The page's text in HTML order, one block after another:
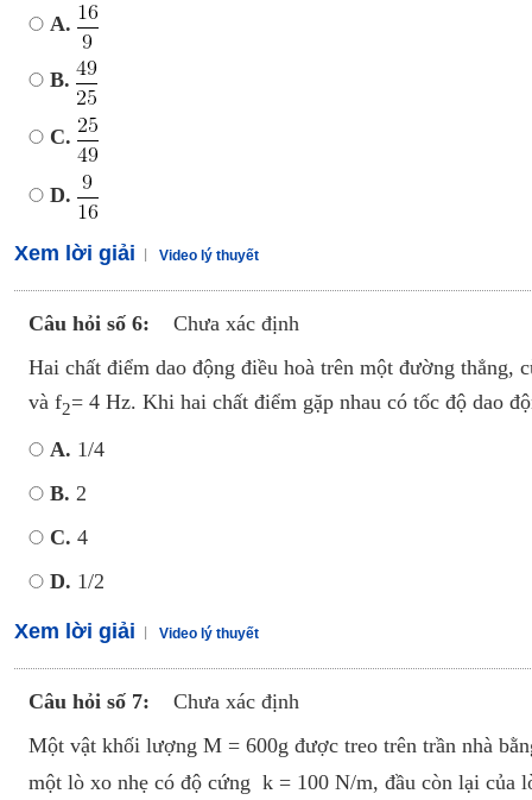
A.
B.
C.
D.
Xem lời giải Video lý thuyết
Câu hỏi số 6:
Chưa xác định
Hai chất điểm dao động điều hoà trên một đường thẳng,
và f2= 4 Hz. Khi hai chất điểm gặp nhau có tốc độ dao
A. 1/4
B. 2
C. 4
D. 1/2
Xem lời giải Video lý thuyết
Câu hỏi số 7:
Chưa xác định
Một vật khối lượng M = 600g được treo trên trần nhà
một lò xo nhẹ có độ cứng k = 100 N/m, đầu còn lại của